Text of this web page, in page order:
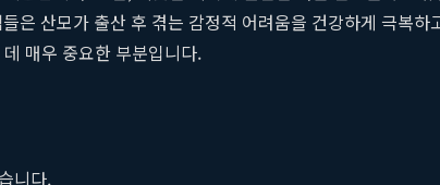
산모가 출산 후 겪는 감정적 어려움을 건강하게 극복하
매우 중요한 부분입니다.
니다.